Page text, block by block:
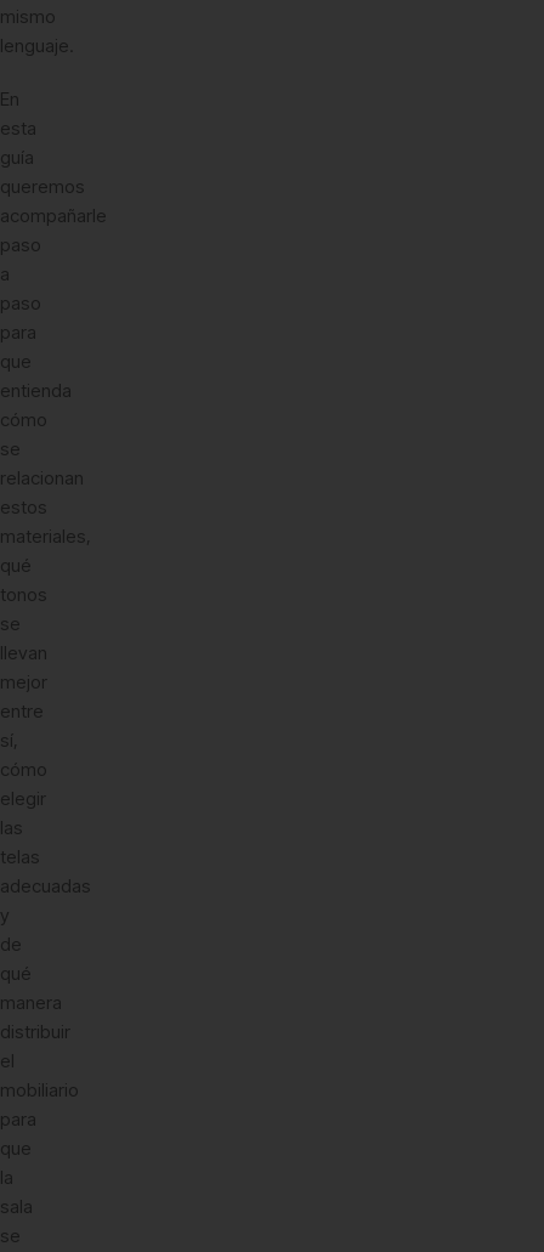
mismo
lenguaje.
En
esta
guía
queremos
acompañarle
paso
a
paso
para
que
entienda
cómo
se
relacionan
estos
materiales,
qué
tonos
se
llevan
mejor
entre
sí,
cómo
elegir
las
telas
adecuadas
y
de
qué
manera
distribuir
el
mobiliario
para
que
la
sala
se